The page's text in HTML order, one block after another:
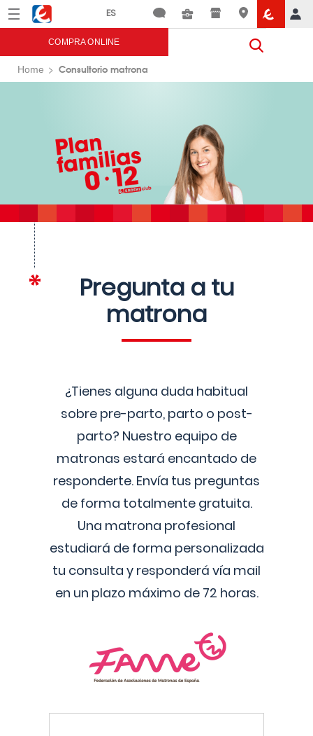
Menú Eroski
COMPRA ONLINE
Home Consultorio matrona
Pregunta a tu
matrona
¿Tienes alguna duda habitual
sobre pre-parto, parto o post-
parto? Nuestro equipo de
matronas estará encantado de
responderte. Envía tus preguntas
de forma totalmente gratuita.
Una matrona profesional
estudiará de forma personalizada
tu consulta y responderá vía mail
en un plazo máximo de 72 horas.